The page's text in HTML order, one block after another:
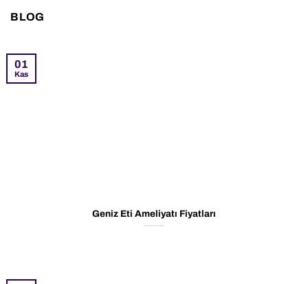
BLOG
Geniz Eti Ameliyatı Fiyatları
01
Kas